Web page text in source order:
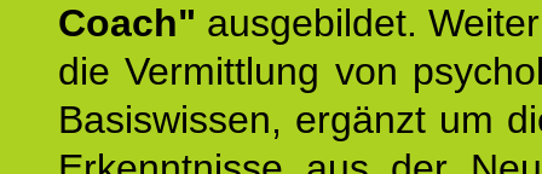
Coach" ausgebildet.
die Vermittlung von
Basiswissen, ergänzt um